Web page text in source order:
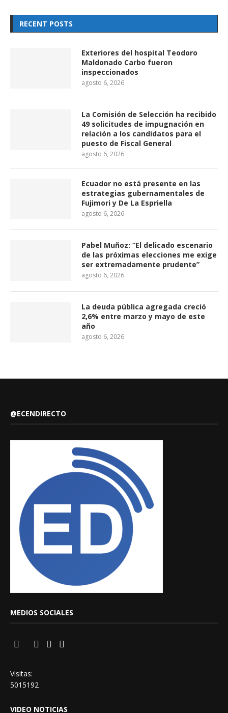
RECENT POSTS
Exteriores del hospital Teodoro
Maldonado Carbo fueron
inspeccionados
agosto 6, 2026
La Comisión de Selección ha recibido
49 solicitudes de impugnación en
relación a los candidatos para el
puesto de Fiscal General
agosto 6, 2026
Ecuador no está presente en las
estrategias gubernamentales de
Fujimori y De La Espriella
agosto 6, 2026
Pabel Muñoz: “El delicado escenario
de las próximas elecciones me exige
ser extremadamente prudente”
agosto 6, 2026
La deuda pública agregada creció
2,6% entre marzo y mayo de este
año
agosto 6, 2026
@ECENDIRECTO
MEDIOS SOCIALES
Visitas:
5015192
VIDEO NOTICIAS